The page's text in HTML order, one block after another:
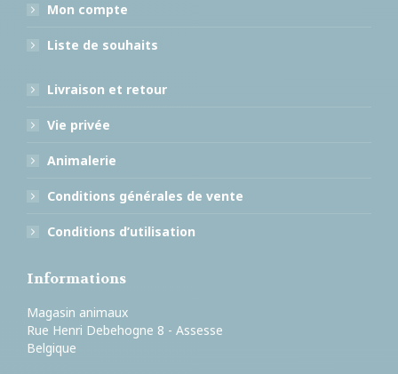
Mon compte
Liste de souhaits
Livraison et retour
Vie privée
Animalerie
Conditions générales de vente
Conditions d’utilisation
Informations
Magasin animaux
Rue Henri Debehogne 8 - Assesse
Belgique